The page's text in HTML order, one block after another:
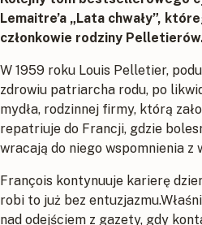
Lemaitre’a „Lata chwały”,
członkowie rodziny
W 1959 roku Louis Pelletier,
zdrowiu patriarcha rodu, po
mydła, rodzinnej firmy, którą
repatriuje do Francji, gdzie
wracają do niego wspomnienia z
François kontynuuje karierę
robi to już bez
nad odejściem z gazety, gdy